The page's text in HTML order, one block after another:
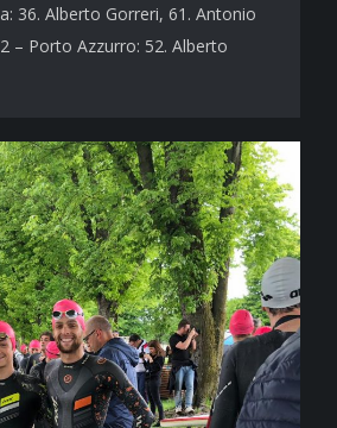
36. Alberto Gorreri, 61. Antonio
– Porto Azzurro: 52. Alberto